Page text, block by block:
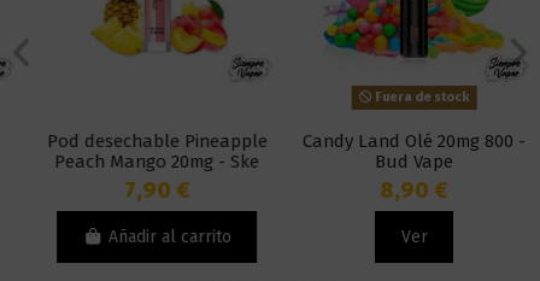
Pod desechable Pineapple
Peach Mango 20mg - Ske
Disposable Crystal Bar
7,90 €
Añadir al carrito
Fuera de stock
Candy Land Olé 20mg 800 -
Bud Vape
8,90 €
Ver